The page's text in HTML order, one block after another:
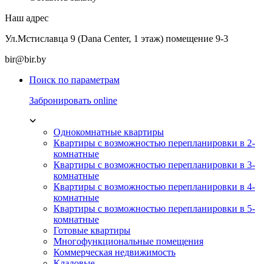
Наш адрес
Ул.Мстиславца 9 (Dana Center, 1 этаж) помещение 9-3
bir@bir.by
Поиск по параметрам
Забронировать online
Однокомнатные квартиры
Квартиры с возможностью перепланировки в 2-
комнатные
Квартиры с возможностью перепланировки в 3-
комнатные
Квартиры с возможностью перепланировки в 4-
комнатные
Квартиры с возможностью перепланировки в 5-
комнатные
Готовые квартиры
Многофункциональные помещения
Коммерческая недвижимость